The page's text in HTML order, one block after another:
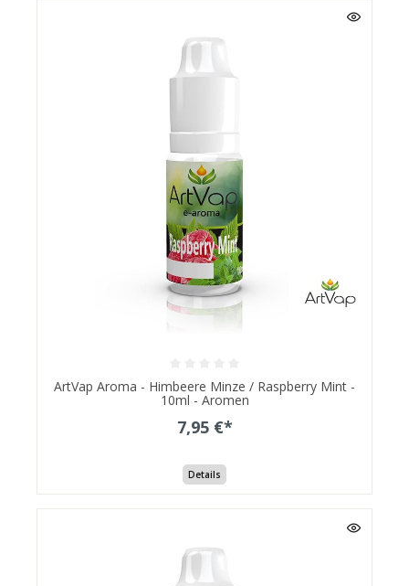
ArtVap Aroma - Himbeere Minze / Raspberry Mint -
10ml - Aromen
7,95 €*
Details